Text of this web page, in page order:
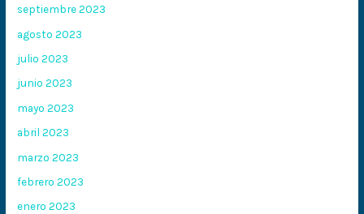
septiembre 2023
agosto 2023
julio 2023
junio 2023
mayo 2023
abril 2023
marzo 2023
febrero 2023
enero 2023